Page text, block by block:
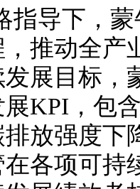
指导下，
推动全产
展目标，
KPI，包
放强度下
各项可持